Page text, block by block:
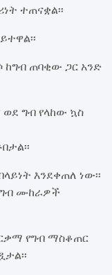
ተጠናቋል፡፡
ጠባቂው ጋር አንድ
ግብ የላከው ኳስ
እንደቀጠለ ነው፡፡
ሙከራዎች
የግብ ማስቆጠር